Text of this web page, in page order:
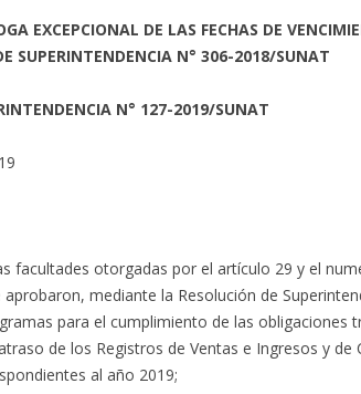
EXCEPCIONAL DE LAS FECHAS DE
SUPERINTENDENCIA N° 306-2018/SUNAT
N° 127-2019/SUNAT
facultades otorgadas por el artículo 29 y el
mediante la Resolución de
para el cumplimiento de las obligaciones
de los Registros de Ventas e Ingresos y de
al año 2019;